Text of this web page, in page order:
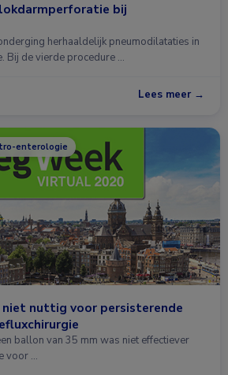
bij
herhaaldelijk pneumodilataties in
Bij de vierde procedure …
Lees meer →
enterologie
nuttig voor persisterende
ballon van 35 mm was niet effectiever
voor …